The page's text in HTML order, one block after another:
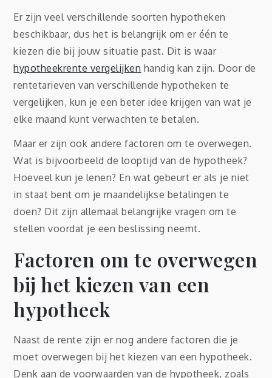
Er zijn veel verschillende soorten hypotheken
beschikbaar, dus het is belangrijk om er één te
kiezen die bij jouw situatie past. Dit is waar
hypotheekrente vergelijken handig kan zijn. Door de
rentetarieven van verschillende hypotheken te
vergelijken, kun je een beter idee krijgen van wat je
elke maand kunt verwachten te betalen.
Maar er zijn ook andere factoren om te overwegen.
Wat is bijvoorbeeld de looptijd van de hypotheek?
Hoeveel kun je lenen? En wat gebeurt er als je niet
in staat bent om je maandelijkse betalingen te
doen? Dit zijn allemaal belangrijke vragen om te
stellen voordat je een beslissing neemt.
Factoren om te overwegen
bij het kiezen van een
hypotheek
Naast de rente zijn er nog andere factoren die je
moet overwegen bij het kiezen van een hypotheek.
Denk aan de voorwaarden van de hypotheek, zoals